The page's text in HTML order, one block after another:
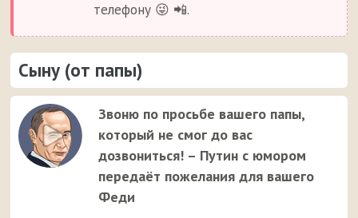
телефону 😜 📲.
Сыну (от папы)
Звоню по просьбе вашего папы,
который не смог до вас
дозвониться! – Путин с юмором
передаёт пожелания для вашего
Феди